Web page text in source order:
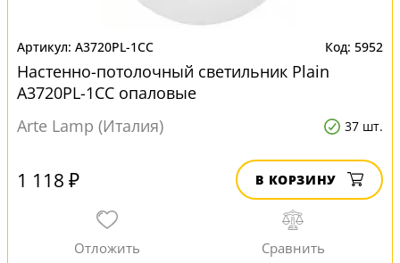
A3720PL-1CC 5952
Настенно-потолочный светильник Plain
A3720PL-1CC опаловые
Arte Lamp (Италия)
37 шт.
1 118 ₽ В КОРЗИНУ